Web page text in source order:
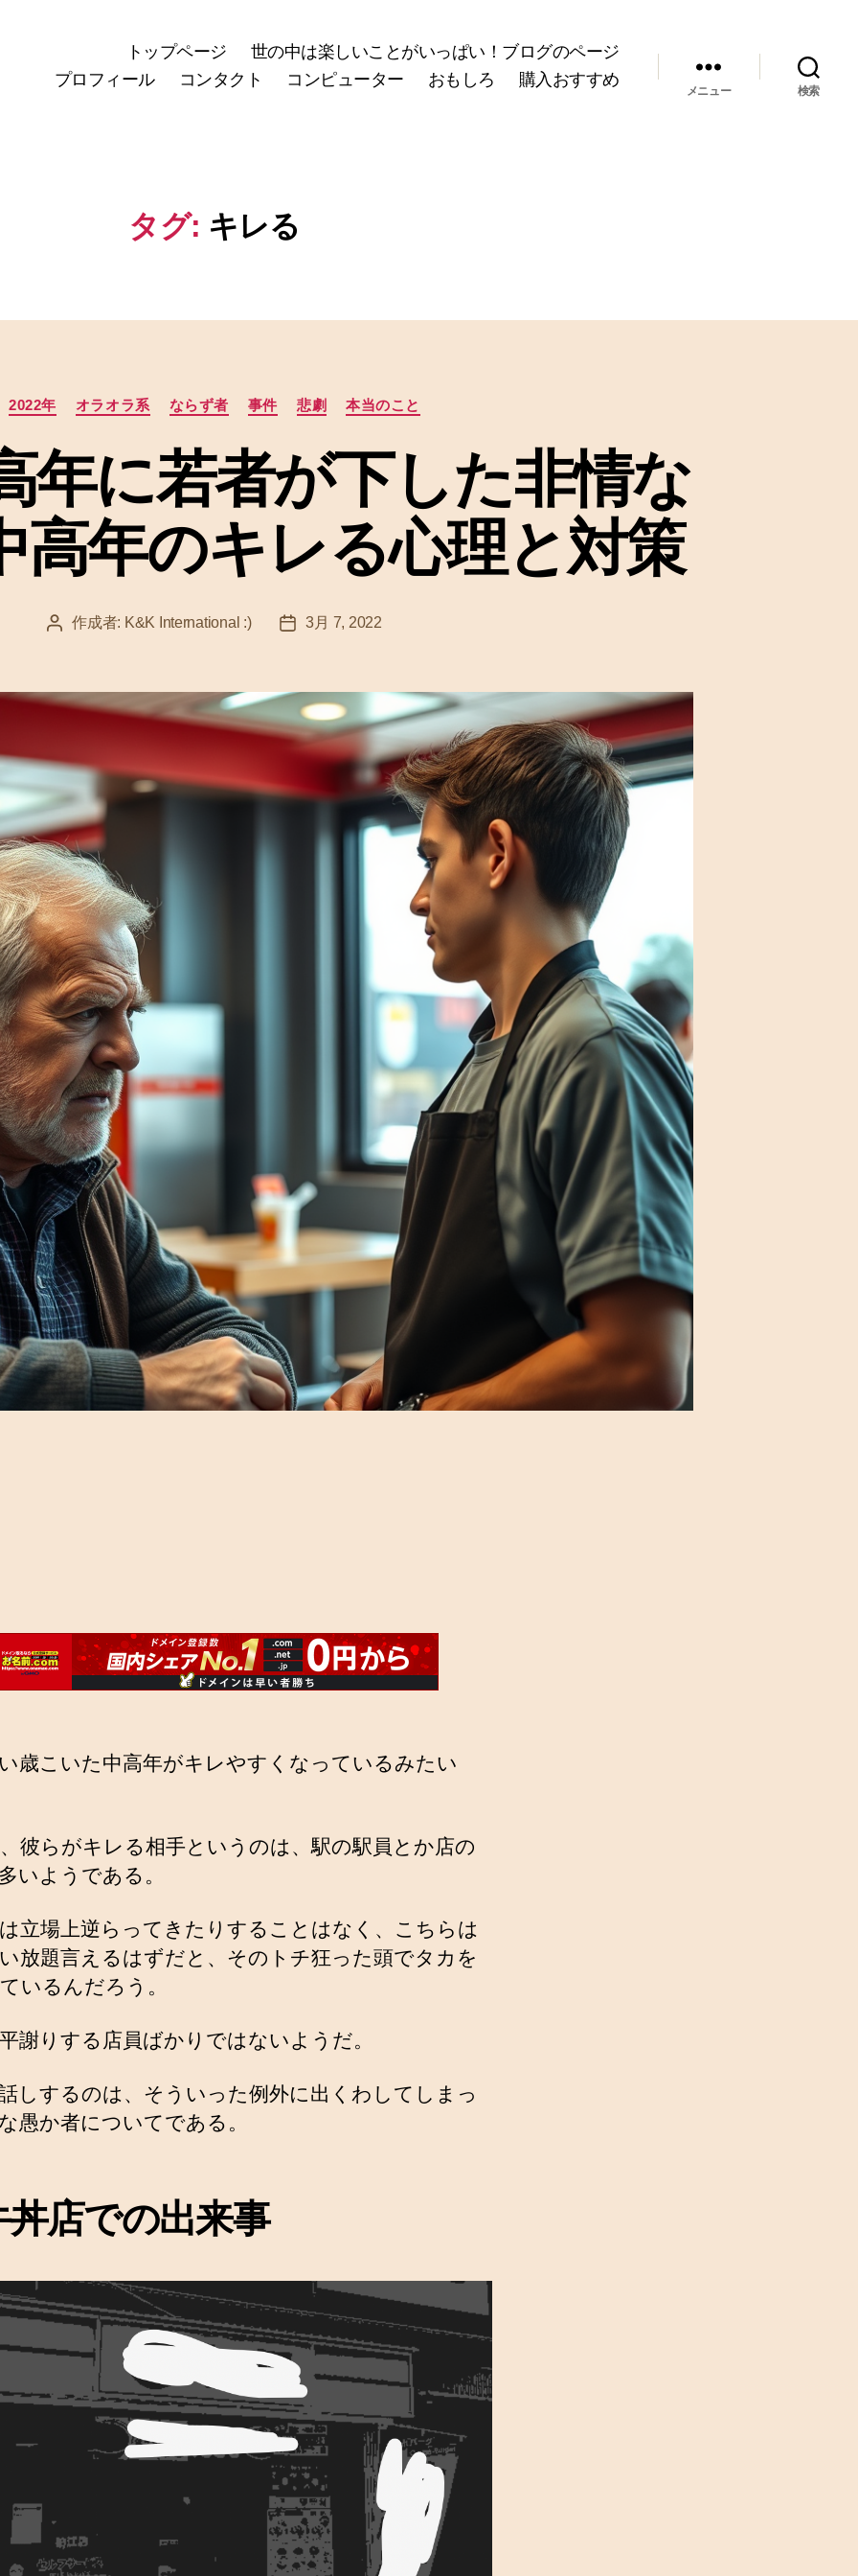
トップページ
世の中は楽しいことがいっぱい！ブログのページ
プロフィール
コンタクト コンピューター おもしろ 購入おすすめ
メニュー 検索
タグ: キレる
カ
テ
リ
ー
2022年 オラオラ系 ならず者 事件 悲劇 本当のこと
年に若者が下した非情な
高年のキレる心理と対策
投
作成者: K&K International :)
投
3月 7, 2022
歳こいた中高年がキレやすくなっているみたい
彼らがキレる相手というのは、駅の駅員とか店の
いようである。
立場上逆らってきたりすることはなく、こちらは
放題言えるはずだと、そのトチ狂った頭でタカを
いるんだろう。
謝りする店員ばかりではないようだ。
しするのは、そういった例外に出くわしてしまっ
愚か者についてである。
丼店での出来事